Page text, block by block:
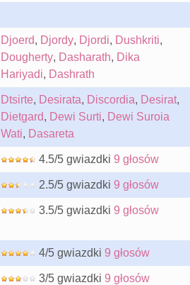
Djoerd, Djordy, Djordi, Dushkriti,
Dougherty, Dasharath, Dika
Hariyadi, Dashrath
Dtsirte, Desirata, Discordia, Desirat,
Dietgard, Dewi Surti, Dewi Suroia
Wati, Dasareta
4.5/5 gwiazdki 9 głosów
2.5/5 gwiazdki 9 głosów
3.5/5 gwiazdki 9 głosów
4/5 gwiazdki 9 głosów
3/5 gwiazdki 9 głosów